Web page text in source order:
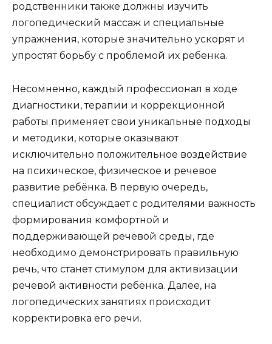
родственники также должны изучить
логопедический массаж и специальные
упражнения, которые значительно ускорят и
упростят борьбу с проблемой их ребенка.
Несомненно, каждый профессионал в ходе
диагностики, терапии и коррекционной
работы применяет свои уникальные подходы
и методики, которые оказывают
исключительно положительное воздействие
на психическое, физическое и речевое
развитие ребёнка. В первую очередь,
специалист обсуждает с родителями важность
формирования комфортной и
поддерживающей речевой среды, где
необходимо демонстрировать правильную
речь, что станет стимулом для активизации
речевой активности ребёнка. Далее, на
логопедических занятиях происходит
корректировка его речи.